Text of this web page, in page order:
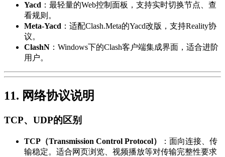
Yacd ：最轻量的Web控制面板，支持实时切换节点、查
看规则。
Meta-Yacd ：适配Clash.Meta的Yacd改版，支持Reality协
议。
ClashN ：Windows下的Clash客户端集成界面，适合进阶
用户。
11. 网络协议说明
TCP、UDP的区别
TCP（Transmission Control Protocol）
：面向连接、传
输稳定。适合网页浏览、视频播放等对传输完整性要求